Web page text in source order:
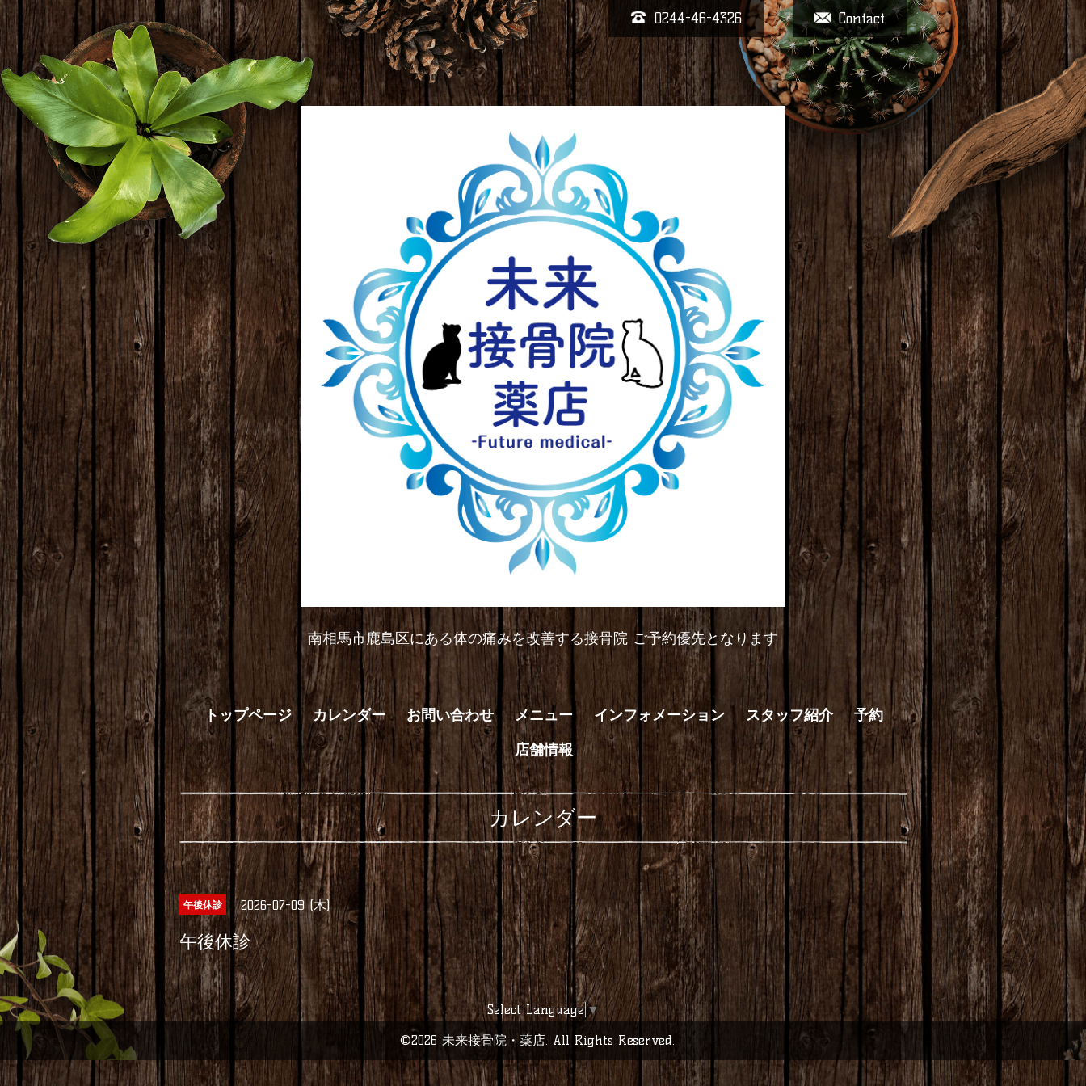
Contact
0244-46-4326
南相馬市鹿島区にある体の痛みを改善する接骨院 ご予約優先となります
トップページ カレンダー お問い合わせ メニュー インフォメーション スタッフ紹介
予約
店舗情報
カレンダー
午後休診 2026-07-09 (木)
午後休診
Select Language▼
©2026 未来接骨院・薬店. All Rights Reserved.